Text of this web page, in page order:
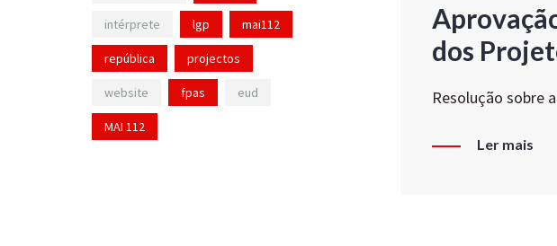
dos
Resolução sobre
Ler mais
intérprete lgp mai112
república projectos
website fpas eud
MAI 112